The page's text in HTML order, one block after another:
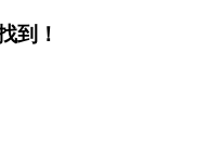
到！